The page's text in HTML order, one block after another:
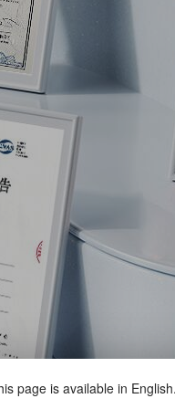
page is available in